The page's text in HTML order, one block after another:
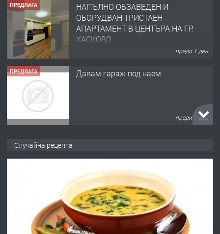
ПРЕДЛАГА
НАПЪЛНО ОБЗАВЕДЕН И
ОБОРУДВАН ТРИСТАЕН
АПАРТАМЕНТ В ЦЕНТЪРА НА ГР.
ХАСКОВО
преди 1 ден
ПРЕДЛАГА Давам гараж под наем
преди 1 ден
градската градина!
ПРОСТОРЕН ТРИСТАЕН
АПАРТАМЕНТ В НОВА СГРАДА КВ.
КУБА
Случайна рецепта